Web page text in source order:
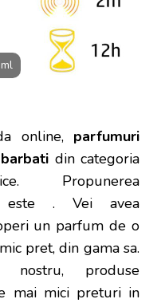
online, parfumuri
din categoria
Propunerea
este . Vei avea
un parfum de o
pret, din gama sa.
produse
mai mici preturi in